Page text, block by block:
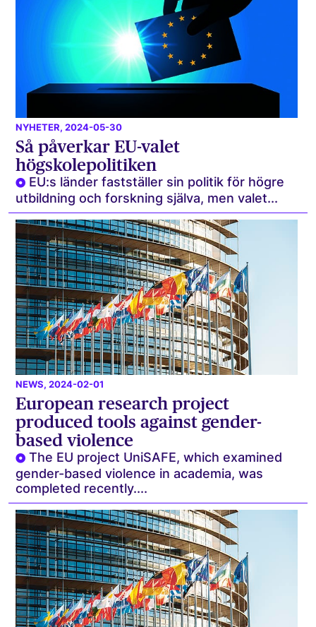
NYHETER, 2024-05-30
Så påverkar EU-valet
högskolepolitiken
EU:s länder fastställer sin politik för högre
utbildning och forskning själva, men valet...
NEWS, 2024-02-01
European research project
produced tools against gender-
based violence
The EU project UniSAFE, which examined
gender-based violence in academia, was
completed recently....